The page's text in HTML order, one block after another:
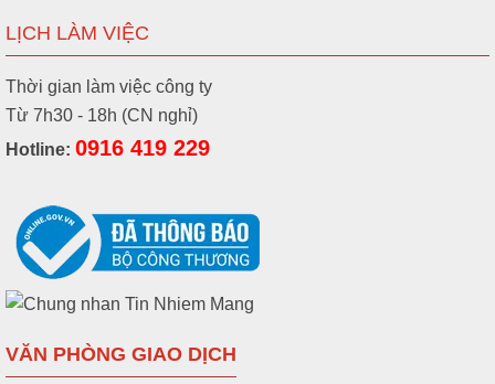
LỊCH LÀM VIỆC
Thời gian làm việc công ty
Từ 7h30 - 18h (CN nghỉ)
Hotline: 0916 419 229
VĂN PHÒNG GIAO DỊCH